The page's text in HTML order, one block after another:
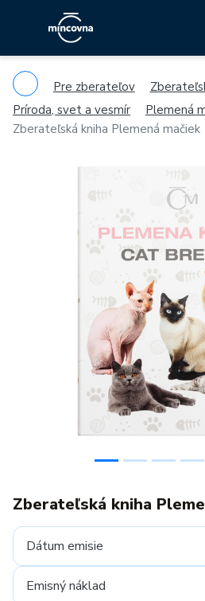
Pre zberateľov
Príroda, svet a vesmír
Plemená
Zberateľská kniha Plemená mačiek
Zberateľská kniha
Dátum emisie
Emisný náklad